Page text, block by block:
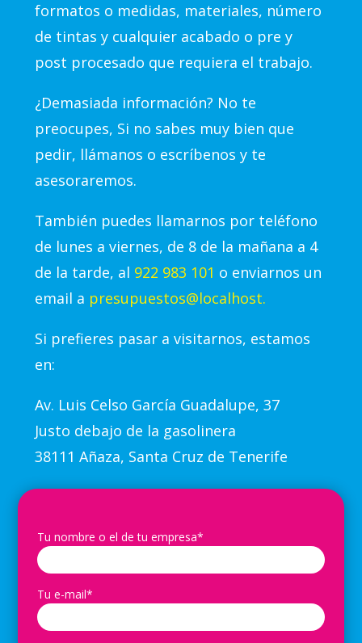
formatos o medidas, materiales, número
de tintas y cualquier acabado o pre y
post procesado que requiera el trabajo.
¿Demasiada información? No te
preocupes, Si no sabes muy bien que
pedir, llámanos o escríbenos y te
asesoraremos.
También puedes llamarnos por teléfono
de lunes a viernes, de 8 de la mañana a 4
de la tarde, al 922 983 101 o enviarnos un
email a presupuestos@localhost.
Si prefieres pasar a visitarnos, estamos
en:
Av. Luis Celso García Guadalupe, 37
Justo debajo de la gasolinera
38111 Añaza, Santa Cruz de Tenerife
Tu nombre o el de tu empresa*
Tu e-mail*